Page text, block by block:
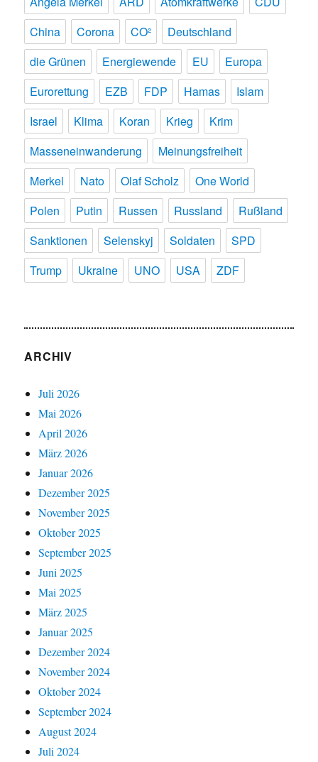
China
Corona CO²
Deutschland
die Grünen
Energiewende EU
Europa
Eurorettung
EZB FDP Hamas
Islam
Israel
Klima Koran Krieg
Krim
Masseneinwanderung
Meinungsfreiheit
Merkel
Nato Olaf Scholz
One World
Polen
Putin Russen Russland
Rußland
Sanktionen
Selenskyj Soldaten
SPD
Trump
Ukraine UNO USA ZDF
ARCHIV
Juli 2026
Mai 2026
April 2026
März 2026
Januar 2026
Dezember 2025
November 2025
Oktober 2025
September 2025
Juni 2025
Mai 2025
März 2025
Januar 2025
Dezember 2024
November 2024
Oktober 2024
September 2024
August 2024
Juli 2024